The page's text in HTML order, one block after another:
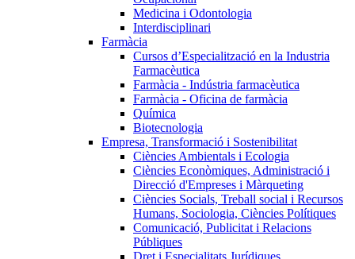
Medicina i Odontologia
Interdisciplinari
Farmàcia
Cursos d’Especialització en la Industria
Farmacèutica
Farmàcia - Indústria farmacèutica
Farmàcia - Oficina de farmàcia
Química
Biotecnologia
Empresa, Transformació i Sostenibilitat
Ciències Ambientals i Ecologia
Ciències Econòmiques, Administració i
Direcció d'Empreses i Màrqueting
Ciències Socials, Treball social i Recursos
Humans, Sociologia, Ciències Polítiques
Comunicació, Publicitat i Relacions
Públiques
Dret i Especialitats Jurídiques